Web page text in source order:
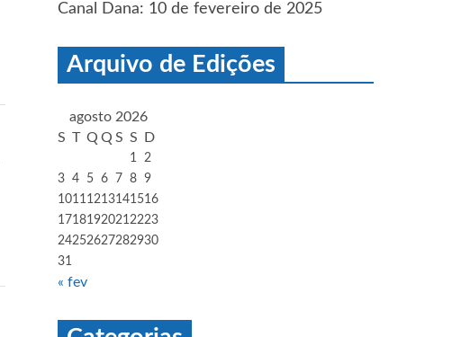
Canal Dana: 10 de fevereiro de 2025
Arquivo de Edições
agosto 2026
S T Q Q S S D
1
2
3 4 5 6 7 8 9
10111213141516
17181920212223
24252627282930
31
« fev